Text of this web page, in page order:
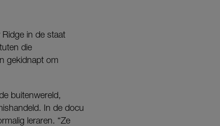
in de staat
die
gekidnapt om
buitenwereld,
In de docu
leraren. “Ze